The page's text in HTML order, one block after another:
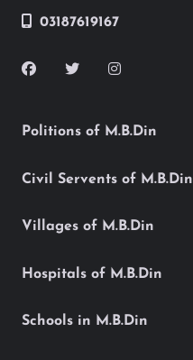
03187619167
Politions of M.B.Din
Civil Servents of M.B.Din
Villages of M.B.Din
Hospitals of M.B.Din
Schools in M.B.Din